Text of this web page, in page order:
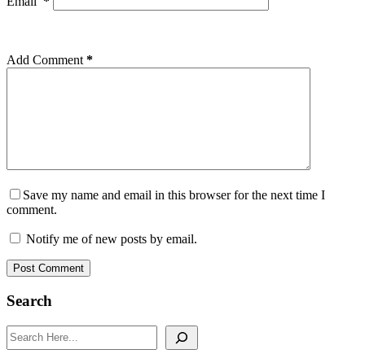
Add Comment *
Save my name and email in this browser for the next time I
comment.
Notify me of new posts by email.
Post Comment
Search
Search